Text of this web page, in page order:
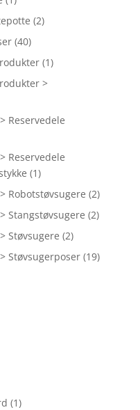
(2)
(40)
(1)
>
Reservedele
Reservedele
(1)
Robotstøvsugere (2)
Stangstøvsugere (2)
Støvsugere (2)
Støvsugerposer (19)
(1)